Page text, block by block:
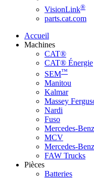
VisionLink®
parts.cat.com
Accueil
Machines
CAT®
CAT® Énergie
SEM™
Manitou
Kalmar
Massey
Nardi
Fuso
Mercedes-
MCV
Mercedes-
FAW Trucks
Pièces
Batteries